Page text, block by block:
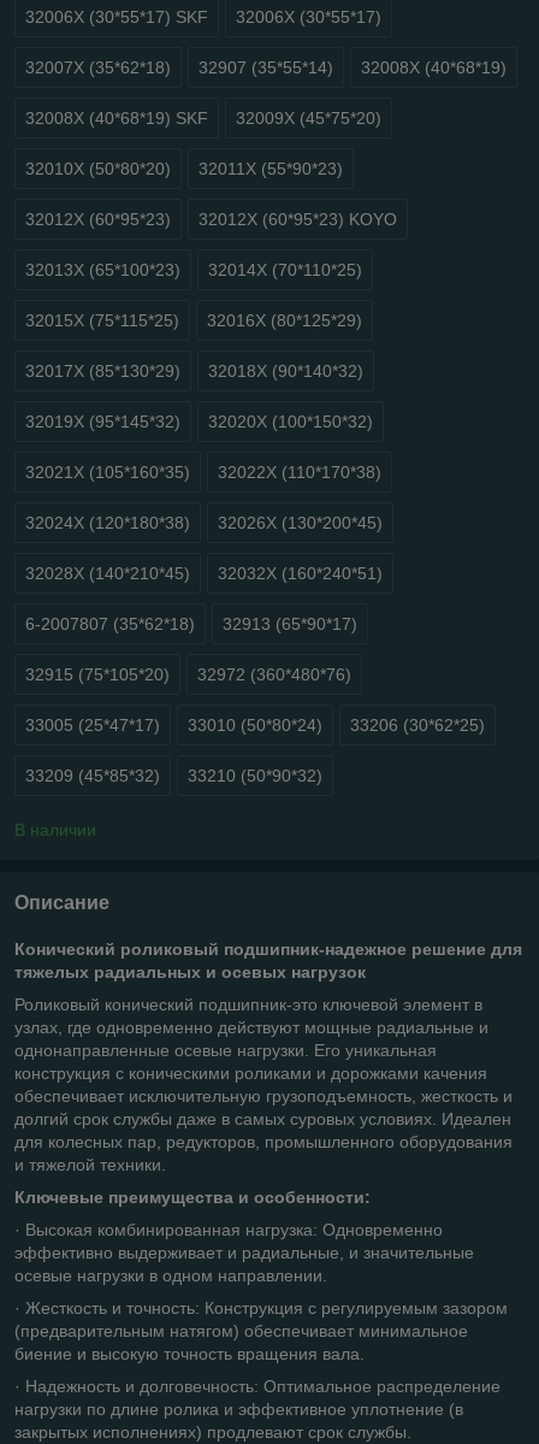
32006X (30*55*17) SKF 32006X (30*55*17)
32007X (35*62*18) 32907 (35*55*14) 32008X (40*68*19)
32008X (40*68*19) SKF 32009X (45*75*20)
32010X (50*80*20) 32011X (55*90*23)
32012X (60*95*23) 32012X (60*95*23) KOYO
32013X (65*100*23) 32014X (70*110*25)
32015X (75*115*25) 32016X (80*125*29)
32017X (85*130*29) 32018X (90*140*32)
32019X (95*145*32) 32020X (100*150*32)
32021X (105*160*35) 32022X (110*170*38)
32024X (120*180*38) 32026X (130*200*45)
32028X (140*210*45) 32032X (160*240*51)
6-2007807 (35*62*18) 32913 (65*90*17)
32915 (75*105*20) 32972 (360*480*76)
33005 (25*47*17) 33010 (50*80*24) 33206 (30*62*25)
33209 (45*85*32) 33210 (50*90*32)
В наличии
Описание
Конический роликовый подшипник-надежное решение для
тяжелых радиальных и осевых нагрузок
Роликовый конический подшипник-это ключевой элемент в
узлах, где одновременно действуют мощные радиальные и
однонаправленные осевые нагрузки. Его уникальная
конструкция с коническими роликами и дорожками качения
обеспечивает исключительную грузоподъемность, жесткость и
долгий срок службы даже в самых суровых условиях. Идеален
для колесных пар, редукторов, промышленного оборудования
и тяжелой техники.
Ключевые преимущества и особенности:
· Высокая комбинированная нагрузка: Одновременно
эффективно выдерживает и радиальные, и значительные
осевые нагрузки в одном направлении.
· Жесткость и точность: Конструкция с регулируемым зазором
(предварительным натягом) обеспечивает минимальное
биение и высокую точность вращения вала.
· Надежность и долговечность: Оптимальное распределение
нагрузки по длине ролика и эффективное уплотнение (в
закрытых исполнениях) продлевают срок службы.